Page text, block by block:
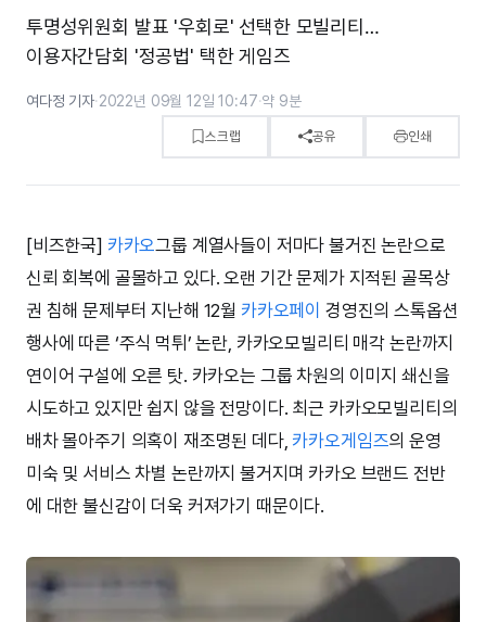
투명성위원회 발표 '우회로' 선택한 모빌리티…
이용자간담회 '정공법' 택한 게임즈
여다정 기자·2022년 09월 12일 10:47·약 9분
스크랩 공유 인쇄
[비즈한국] 카카오그룹 계열사들이 저마다 불거진 논란으로
신뢰 회복에 골몰하고 있다. 오랜 기간 문제가 지적된 골목상
권 침해 문제부터 지난해 12월 카카오페이 경영진의 스톡옵션
행사에 따른 ‘주식 먹튀’ 논란, 카카오모빌리티 매각 논란까지
연이어 구설에 오른 탓. 카카오는 그룹 차원의 이미지 쇄신을
시도하고 있지만 쉽지 않을 전망이다. 최근 카카오모빌리티의
배차 몰아주기 의혹이 재조명된 데다, 카카오게임즈의 운영
미숙 및 서비스 차별 논란까지 불거지며 카카오 브랜드 전반
에 대한 불신감이 더욱 커져가기 때문이다.